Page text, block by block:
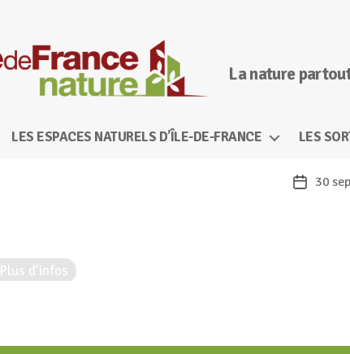
La nature
LES ESPACES NATURELS D’ÎLE-DE-FRANCE LES
Date30
Plus d’infos